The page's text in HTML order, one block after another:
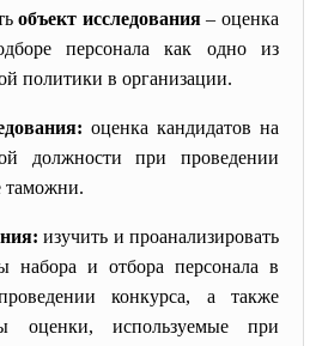
объект исследования– оценка
персонала как одно из
политики в организации.
оценка кандидатов на
должности при проведении
таможни.
изучить и проанализировать
набора и отбора персонала в
конкурса, а также
оценки, используемые при